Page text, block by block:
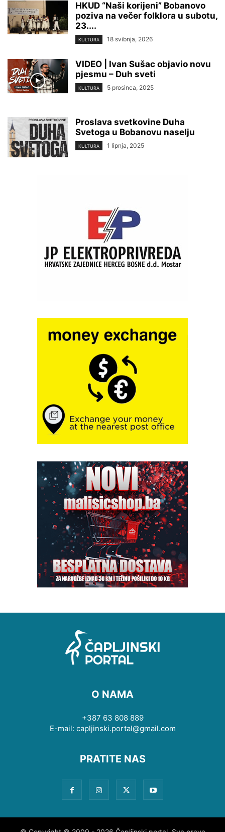
HKUD “Naši korijeni” Bobanovo
poziva na večer folklora u subotu,
23....
KULTURA 18 svibnja, 2026
VIDEO | Ivan Sušac objavio novu
pjesmu – Duh sveti
KULTURA 5 prosinca, 2025
Proslava svetkovine Duha
Svetoga u Bobanovu naselju
KULTURA 1 lipnja, 2025
O NAMA
+387 63 808 889
E-mail: capljinski.portal@gmail.com
PRATITE NAS